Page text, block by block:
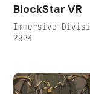
BlockStar VR
Immersive
2024